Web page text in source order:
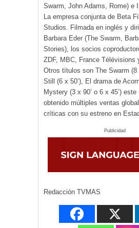
Swarm, John Adams, Rome) e
La empresa conjunta de Beta
Studios. Filmada en inglés y
Barbara Eder (The Swarm,
Stories), los socios
ZDF, MBC, France Télévisions
Otros títulos son The Swarm (8
Still (6 x 50’), El drama de
Mystery (3 x 90’ o 6 x 45’)
obtenido múltiples ventas
críticas con su estreno en
Publicidad
Redacción TVMAS